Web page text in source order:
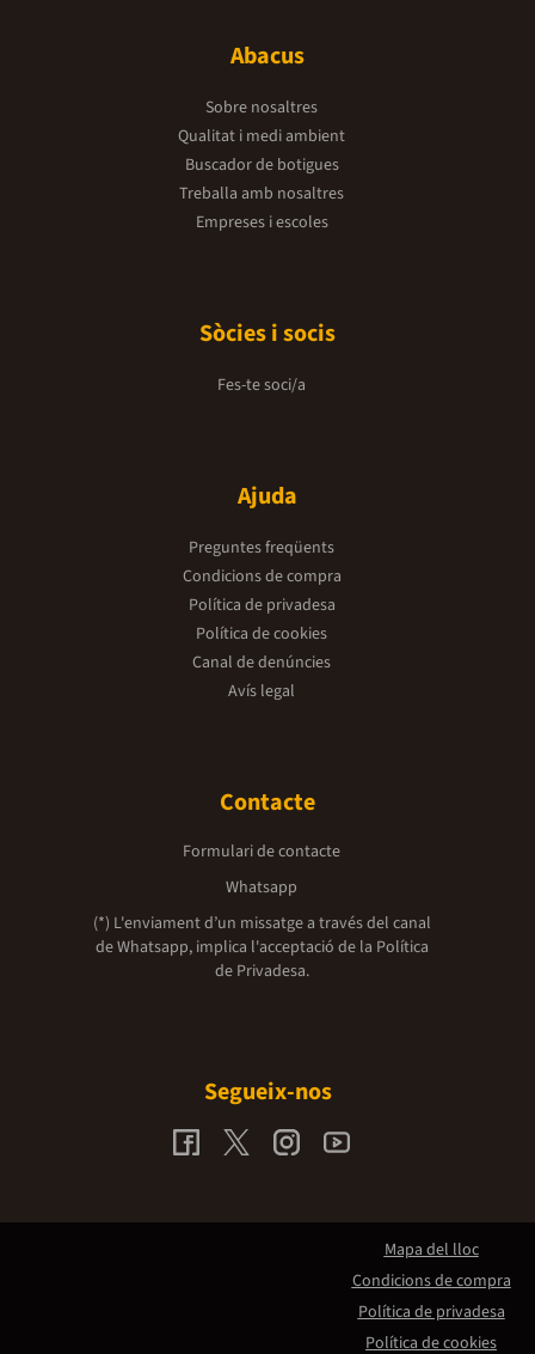
Abacus
Sobre nosaltres
Qualitat i medi ambient
Buscador de botigues
Treballa amb nosaltres
Empreses i escoles
Sòcies i socis
Fes-te soci/a
Ajuda
Preguntes freqüents
Condicions de compra
Política de privadesa
Política de cookies
Canal de denúncies
Avís legal
Contacte
Formulari de contacte
Whatsapp
(*) L'enviament d’un missatge a través del canal
de Whatsapp, implica l'acceptació de la Política
de Privadesa.
Segueix-nos
Mapa del lloc
Condicions de compra
Política de privadesa
Política de cookies